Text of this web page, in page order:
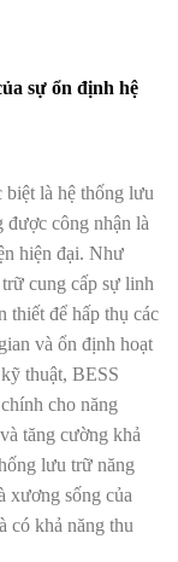
sự ổn định hệ
là hệ thống lưu
được công nhận là
hiện đại. Như
cung cấp sự linh
thiết để hấp thụ các
và ổn định hoạt
thuật, BESS
cho năng
tăng cường khả
lưu trữ năng
xương sống của
có khả năng thu